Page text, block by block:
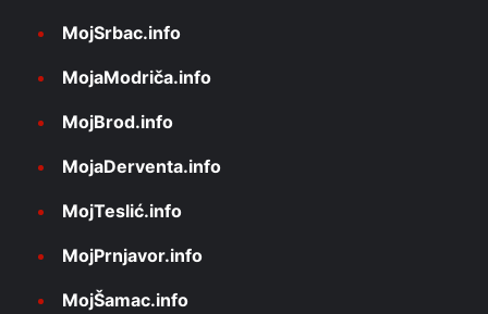
MojSrbac.info
MojaModriča.info
MojBrod.info
MojaDerventa.info
MojTeslić.info
MojPrnjavor.info
MojŠamac.info